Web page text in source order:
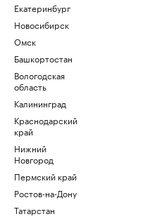
Екатеринбург
Новосибирск
Омск
Башкортостан
Вологодская
область
Калининград
Краснодарский
край
Нижний
Новгород
Пермский край
Ростов-на-Дону
Татарстан